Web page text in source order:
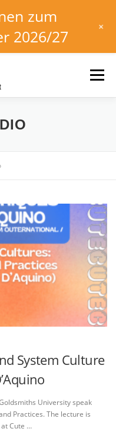
Menü
System Culture
University speak
Practices. The lecture is
at Cute …
zum
2026/27
+